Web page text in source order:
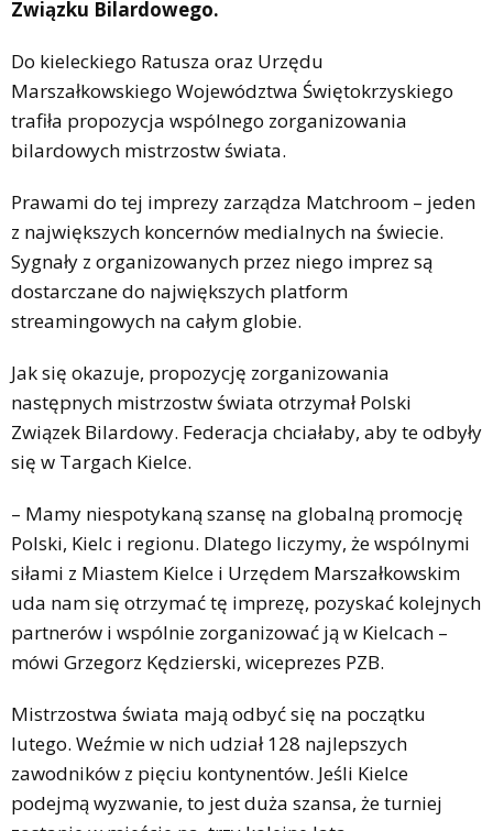
Związku Bilardowego.
Do kieleckiego Ratusza oraz Urzędu
Marszałkowskiego Województwa Świętokrzyskiego
trafiła propozycja wspólnego zorganizowania
bilardowych mistrzostw świata.
Prawami do tej imprezy zarządza Matchroom – jeden
z największych koncernów medialnych na świecie.
Sygnały z organizowanych przez niego imprez są
dostarczane do największych platform
streamingowych na całym globie.
Jak się okazuje, propozycję zorganizowania
następnych mistrzostw świata otrzymał Polski
Związek Bilardowy. Federacja chciałaby, aby te odbyły
się w Targach Kielce.
– Mamy niespotykaną szansę na globalną promocję
Polski, Kielc i regionu. Dlatego liczymy, że wspólnymi
siłami z Miastem Kielce i Urzędem Marszałkowskim
uda nam się otrzymać tę imprezę, pozyskać kolejnych
partnerów i wspólnie zorganizować ją w Kielcach –
mówi Grzegorz Kędzierski, wiceprezes PZB.
Mistrzostwa świata mają odbyć się na początku
lutego. Weźmie w nich udział 128 najlepszych
zawodników z pięciu kontynentów. Jeśli Kielce
podejmą wyzwanie, to jest duża szansa, że turniej